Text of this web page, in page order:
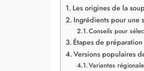
Les origines de la
Ingrédients pour une
Conseils pour
Étapes de
Versions populaires
Variantes